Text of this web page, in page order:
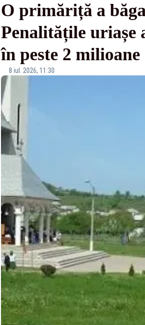
O primăriță a
Penalitățile uriașe
în peste 2 milioane
8 iul. 2026, 11:30